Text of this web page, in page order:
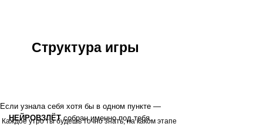
Если узнала себя хотя бы в одном пункте —
НЕЙРОВЗЛЁТсобран именно под тебя.
Структура игры
Каждое утро ты будешь точно знать, на каком этапе